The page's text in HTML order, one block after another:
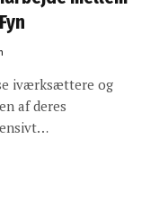
iværksættere og
af deres